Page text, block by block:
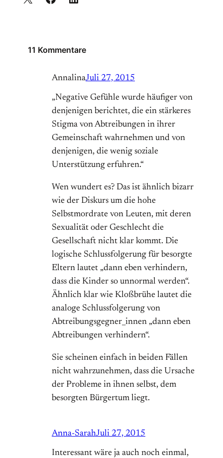
11 Kommentare
AnnalinaJuli 27, 2015
„Negative Gefühle wurde häufiger von
denjenigen berichtet, die ein stärkeres
Stigma von Abtreibungen in ihrer
Gemeinschaft wahrnehmen und von
denjenigen, die wenig soziale
Unterstützung erfuhren.“
Wen wundert es? Das ist ähnlich bizarr
wie der Diskurs um die hohe
Selbstmordrate von Leuten, mit deren
Sexualität oder Geschlecht die
Gesellschaft nicht klar kommt. Die
logische Schlussfolgerung für besorgte
Eltern lautet „dann eben verhindern,
dass die Kinder so unnormal werden“.
Ähnlich klar wie Kloßbrühe lautet die
analoge Schlussfolgerung von
Abtreibungsgegner_innen „dann eben
Abtreibungen verhindern“.
Sie scheinen einfach in beiden Fällen
nicht wahrzunehmen, dass die Ursache
der Probleme in ihnen selbst, dem
besorgten Bürgertum liegt.
Anna-SarahJuli 27, 2015
Interessant wäre ja auch noch einmal,